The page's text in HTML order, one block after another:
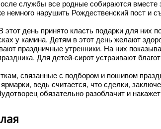
службы все родные собираются вместе
нарушить Рождественский пост и
день принято класть подарки для них
у камина. Детям в этот день желают
праздничные утренники. На них
Для детей-сирот устраивают
связанные с подбором и пошивом
ведь считается, что сделки,
обязательно разоблачит и